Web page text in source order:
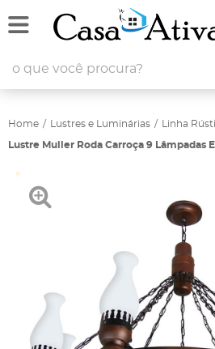
Home Lustres e Luminárias Linha
Lustre Muller Roda Carroça 9 Lâmpadas